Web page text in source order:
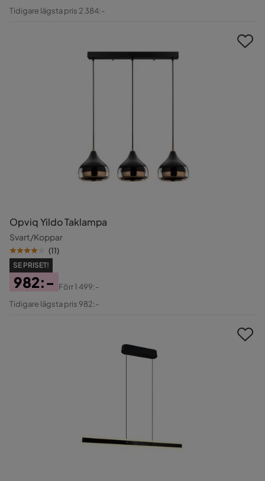
Pris
Original
Tidigare lägsta pris 2 384:-
Opviq Yildo Taklampa
Svart/Koppar
(11)
SE PRISET!
Pris
982:-
Original
Förr1 499:-
Tidigare lägsta pris 982:-